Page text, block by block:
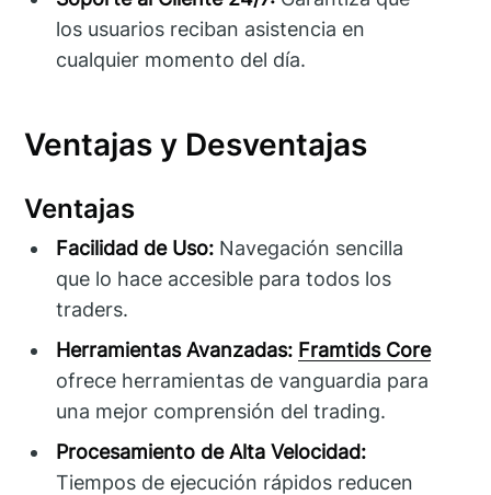
los usuarios reciban asistencia en
cualquier momento del día.
Ventajas y Desventajas
Ventajas
Facilidad de Uso: Navegación sencilla
que lo hace accesible para todos los
traders.
Herramientas Avanzadas: Framtids Core
ofrece herramientas de vanguardia para
una mejor comprensión del trading.
Procesamiento de Alta Velocidad:
Tiempos de ejecución rápidos reducen